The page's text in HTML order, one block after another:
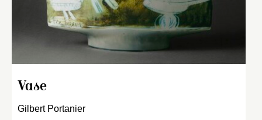
Vase
Gilbert Portanier